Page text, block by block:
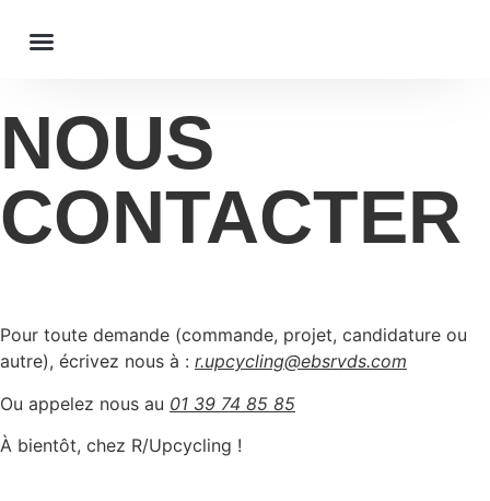
NOUS
CONTACTER
Pour toute demande (commande, projet, candidature ou
autre), écrivez nous à : r.upcycling@ebsrvds.com
Ou appelez nous au 01 39 74 85 85
À bientôt, chez R/Upcycling !